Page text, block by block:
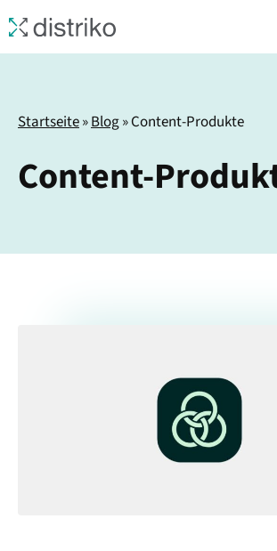
Inhalt
springen
Startseite»Blog»Content-Produkte
Content-